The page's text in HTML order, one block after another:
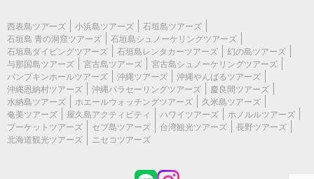
西表島ツアーズ 小浜島ツアーズ
石垣島ツアーズ
石垣島 青の洞窟ツアーズ
石垣島シュノーケリングツアーズ
石垣島ダイビングツアーズ
石垣島レンタカーツアーズ
幻の島ツアーズ
与那国島ツアーズ
宮古島ツアーズ
宮古島シュノーケリングツアーズ
パンプキンホールツアーズ
沖縄ツアーズ
沖縄やんばるツアーズ
沖縄恩納村ツアーズ
沖縄パラセーリングツアーズ
慶良間ツアーズ
水納島ツアーズ
ホエールウォッチングツアーズ
久米島ツアーズ
奄美ツアーズ
屋久島アクティビティ ハワイツアーズ
ホノルルツアーズ
プーケットツアーズ
セブ島ツアーズ 台湾観光ツアーズ
長野ツアーズ
北海道観光ツアーズ
ニセコツアーズ